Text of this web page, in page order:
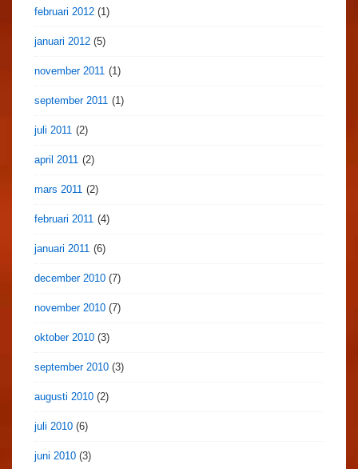
februari 2012 (1)
januari 2012 (5)
november 2011 (1)
september 2011 (1)
juli 2011 (2)
april 2011 (2)
mars 2011 (2)
februari 2011 (4)
januari 2011 (6)
december 2010 (7)
november 2010 (7)
oktober 2010 (3)
september 2010 (3)
augusti 2010 (2)
juli 2010 (6)
juni 2010 (3)